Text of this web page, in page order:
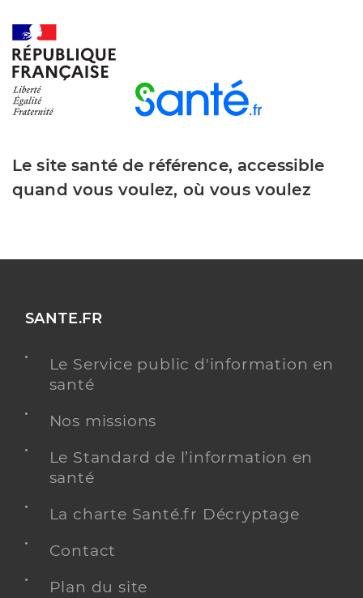
Le site santé de référence, accessible
quand vous voulez, où vous voulez
SANTE.FR
Le Service public d'information en
santé
Nos missions
Le Standard de l’information en
santé
La charte Santé.fr Décryptage
Contact
Plan du site